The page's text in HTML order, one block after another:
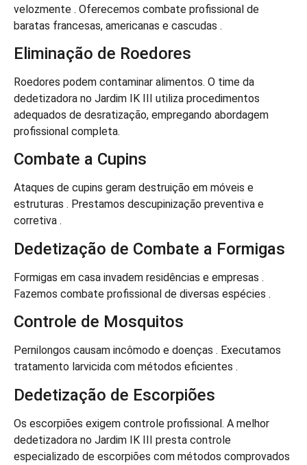
velozmente . Oferecemos combate profissional de
baratas francesas, americanas e cascudas .
Eliminação de Roedores
Roedores podem contaminar alimentos. O time da
dedetizadora no Jardim IK III utiliza procedimentos
adequados de desratização, empregando abordagem
profissional completa.
Combate a Cupins
Ataques de cupins geram destruição em móveis e
estruturas . Prestamos descupinização preventiva e
corretiva .
Dedetização de Combate a Formigas
Formigas em casa invadem residências e empresas .
Fazemos combate profissional de diversas espécies .
Controle de Mosquitos
Pernilongos causam incômodo e doenças . Executamos
tratamento larvicida com métodos eficientes .
Dedetização de Escorpiões
Os escorpiões exigem controle profissional. A melhor
dedetizadora no Jardim IK III presta controle
especializado de escorpiões com métodos comprovados